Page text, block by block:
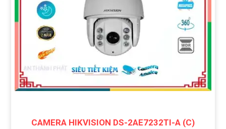
CAMERA HIKVISION DS-2AE7232TI-A (C)